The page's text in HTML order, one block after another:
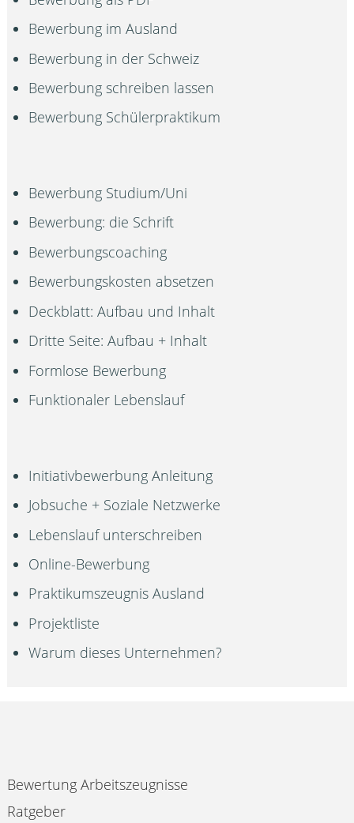
Bewerbung im Ausland
Bewerbung in der Schweiz
Bewerbung schreiben lassen
Bewerbung Schülerpraktikum
Bewerbung Studium/Uni
Bewerbung: die Schrift
Bewerbungscoaching
Bewerbungskosten absetzen
Deckblatt: Aufbau und Inhalt
Dritte Seite: Aufbau + Inhalt
Formlose Bewerbung
Funktionaler Lebenslauf
Initiativbewerbung Anleitung
Jobsuche + Soziale Netzwerke
Lebenslauf unterschreiben
Online-Bewerbung
Praktikumszeugnis Ausland
Projektliste
Warum dieses Unternehmen?
Bewertung Arbeitszeugnisse
Ratgeber